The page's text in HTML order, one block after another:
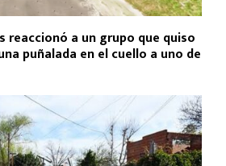
reaccionó a un grupo que quiso
puñalada en el cuello a uno de